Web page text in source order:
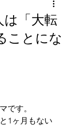
「大転
ことにな
です。
1ヶ月もない